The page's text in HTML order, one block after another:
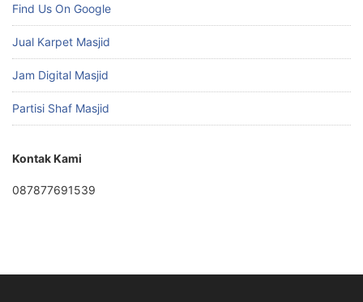
Find Us On Google
Jual Karpet Masjid
Jam Digital Masjid
Partisi Shaf Masjid
Kontak Kami
087877691539